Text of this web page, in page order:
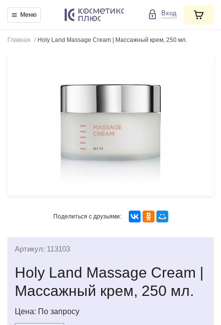
Меню Вход
Главная / Holy Land Massage Cream | Массажный крем, 250 мл.
Поделиться с друзьями:
Артикул: 113103
Holy Land Massage Cream |
Массажный крем, 250 мл.
Цена: По запросу